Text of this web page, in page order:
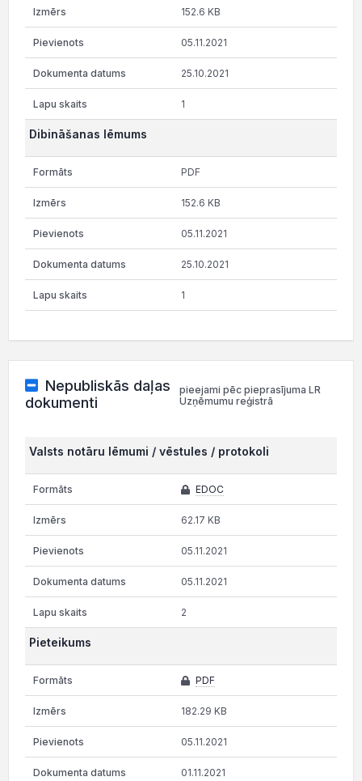
152.6 KB
05.11.2021
25.10.2021
1
Dibināšanas lēmums
PDF
152.6 KB
05.11.2021
25.10.2021
1
Nepubliskās daļas
dokumenti
pieejami pēc pieprasījuma LR
Uzņēmumu reģistrā
Valsts notāru lēmumi / vēstules / protokoli
EDOC
62.17 KB
05.11.2021
05.11.2021
2
Pieteikums
PDF
182.29 KB
05.11.2021
01.11.2021